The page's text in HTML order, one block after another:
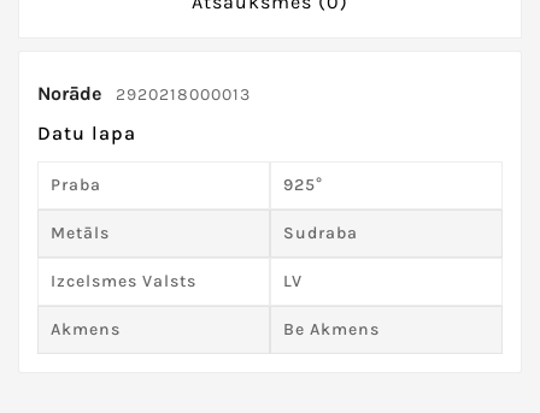
Norāde 2920218000013
Datu lapa
Praba 925°
Metāls Sudraba
Izcelsmes Valsts LV
Akmens Be Akmens